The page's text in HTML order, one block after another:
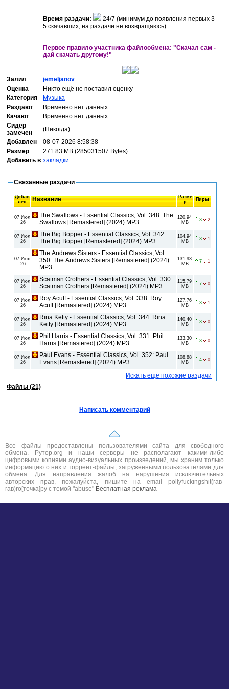
Время раздачи:
24/7 (минимум до появления первых 3-
5 скачавших, на раздачи не возвращаюсь)
Первое правило участника файлообмена: "Скачал сам -
дай скачать другому!"
Залил
jemeljanov
Оценка
Никто ещё не поставил оценку
Категория
Музыка
Раздают
Временно нет данных
Качают
Временно нет данных
Сидер
замечен
(Никогда)
Добавлен
08-07-2026 8:58:38
Размер
271.83 MB (285031507 Bytes)
Добавить в закладки
Связанные раздачи
Добав
лен
Название
Разме
р
Пиры
07 Июл
26
The Swallows - Essential Classics, Vol. 348: The
Swallows [Remastered] (2024) MP3
120.94
MB
3 2
07 Июл
26
The Big Bopper - Essential Classics, Vol. 342:
The Big Bopper [Remastered] (2024) MP3
104.94
MB
3 1
07 Июл
26
The Andrews Sisters - Essential Classics, Vol.
350: The Andrews Sisters [Remastered] (2024)
MP3
131.93
MB
7 1
07 Июл
26
Scatman Crothers - Essential Classics, Vol. 330:
Scatman Crothers [Remastered] (2024) MP3
115.79
MB
7 0
07 Июл
26
Roy Acuff - Essential Classics, Vol. 338: Roy
Acuff [Remastered] (2024) MP3
127.76
MB
3 1
07 Июл
26
Rina Ketty - Essential Classics, Vol. 344: Rina
Ketty [Remastered] (2024) MP3
140.40
MB
3 0
07 Июл
26
Phil Harris - Essential Classics, Vol. 331: Phil
Harris [Remastered] (2024) MP3
133.30
MB
3 0
07 Июл
26
Paul Evans - Essential Classics, Vol. 352: Paul
Evans [Remastered] (2024) MP3
108.88
MB
4 0
Искать ещё похожие раздачи
Файлы (21)
Написать комментарий
Все файлы предоставлены пользователями сайта для свободного
обмена. Рутор.org и наши серверы не располагают какими-либо
цифровыми копиями аудио-визуальных произведений, мы храним только
информацию о них и торрент-файлы, загруженными пользователями для
обмена. Для направления жалоб на нарушения исключительных
авторских прав, пожалуйста, пишите на email pollyfuckingshit(гав-
гав)ro[точка]ру с темой "abuse" Бесплатная реклама